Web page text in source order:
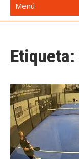
Menú
Etiqueta: